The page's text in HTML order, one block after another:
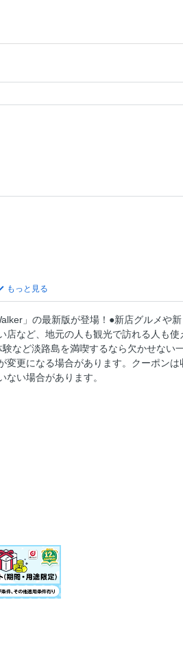
」の最新版が登場！●新店グルメや
店など、地元の人も観光で訪れる人も使
など淡路島を満喫するなら欠かせない
変更になる場合があります。クーポンは
い場合があります。